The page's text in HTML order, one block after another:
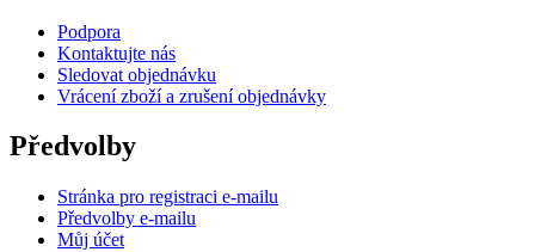
Podpora
Kontaktujte nás
Sledovat objednávku
Vrácení zboží a zrušení objednávky
Předvolby
Stránka pro registraci e-mailu
Předvolby e-mailu
Můj účet